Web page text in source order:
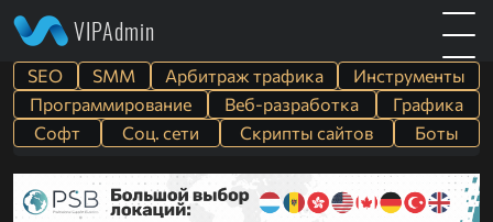
VIPAdmin
SEO SMM Арбитраж трафика
Инструменты
Программирование
Веб-разработка
Графика
Софт
Cоц. сети Скрипты сайтов Боты